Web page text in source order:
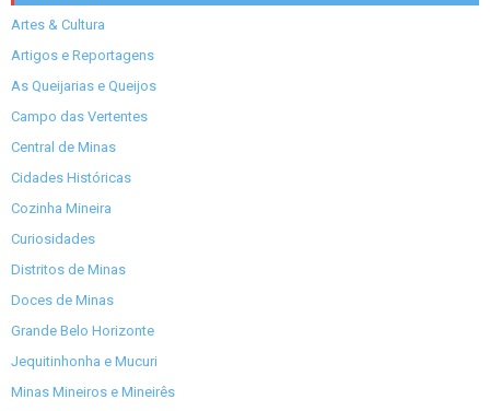
Artes & Cultura
Artigos e Reportagens
As Queijarias e Queijos
Campo das Vertentes
Central de Minas
Cidades Históricas
Cozinha Mineira
Curiosidades
Distritos de Minas
Doces de Minas
Grande Belo Horizonte
Jequitinhonha e Mucuri
Minas Mineiros e Mineirês